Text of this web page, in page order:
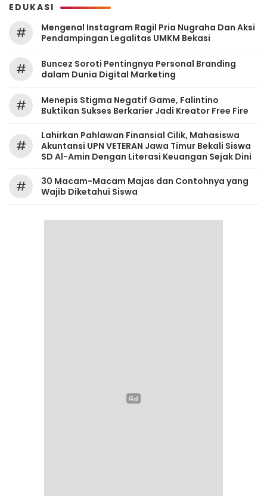
EDUKASI
#
Mengenal Instagram Ragil Pria Nugraha Dan Aksi
Pendampingan Legalitas UMKM Bekasi
#
‎Buncez Soroti Pentingnya Personal Branding
dalam Dunia Digital Marketing
#
Menepis Stigma Negatif Game, Falintino
Buktikan Sukses Berkarier Jadi Kreator Free Fire
#
Lahirkan Pahlawan Finansial Cilik, Mahasiswa
Akuntansi UPN VETERAN Jawa Timur Bekali Siswa
SD Al-Amin Dengan Literasi Keuangan Sejak Dini
#
30 Macam-Macam Majas dan Contohnya yang
Wajib Diketahui Siswa